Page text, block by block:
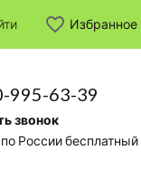
995-63-39
звонок
России бесплатный
Избранное